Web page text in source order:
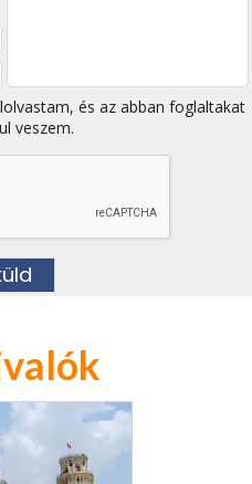
és az abban foglaltakat
veszem.